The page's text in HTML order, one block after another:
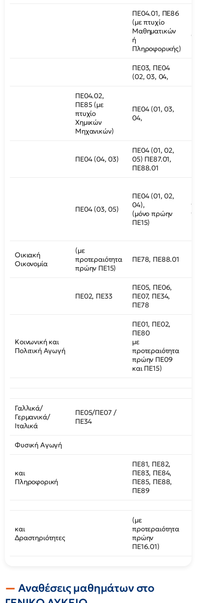
ΠΕ04.01, ΠΕ86
(με πτυχίο
Μαθηματικών
ή
Πληροφορικής)
05)
ΠΕ03, ΠΕ04
(02, 03, 04,
ΠΕ04.02,
ΠΕ85 (με
πτυχίο
Χημικών
Μηχανικών)
ΠΕ04 (01, 03,
04,
ΠΕ04 (04, 03)
ΠΕ04 (01, 02,
05) ΠΕ87.01,
ΠΕ88.01
ΠΕ04 (03, 05)
ΠΕ04 (01, 02,
04),
(μόνο πρώην
ΠΕ15)
πρώην
Οικιακή
Οικονομία
(με
προτεραιότητα
πρώην ΠΕ15)
ΠΕ78, ΠΕ88.01
ΠΕ02, ΠΕ33
ΠΕ05, ΠΕ06,
ΠΕ07, ΠΕ34,
ΠΕ78
Κοινωνική και
Πολιτική Αγωγή
ΠΕ01, ΠΕ02,
ΠΕ80
με
προτεραιότητα
πρώην ΠΕ09
και ΠΕ15)
Γαλλικά/
Γερμανικά/
Ιταλικά
ΠΕ05/ΠΕ07 /
ΠΕ34
Φυσική Αγωγή
και
Πληροφορική
ΠΕ81, ΠΕ82,
ΠΕ83, ΠΕ84,
ΠΕ85, ΠΕ88,
ΠΕ89
και
Δραστηριότητες
(με
προτεραιότητα
πρώην
ΠΕ16.01)
Αναθέσεις μαθημάτων στο